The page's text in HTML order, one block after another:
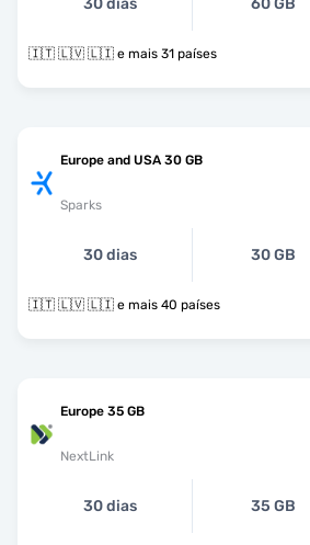
30 dias 60 GB
🇮🇹 🇱🇻 🇱🇮 e mais 31 países
Europe and USA 30 GB
Sparks
30 dias 30 GB
🇮🇹 🇱🇻 🇱🇮 e mais 40 países
Europe 35 GB
NextLink
30 dias 35 GB